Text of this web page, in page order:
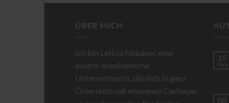
ÜBER MICH
Ich bin Leticia Nöbauer, eine
austro-brasilianische
Unternehmerin, die dich in ganz
Österreich mit erlesenen Cachaças
15
Juni
08